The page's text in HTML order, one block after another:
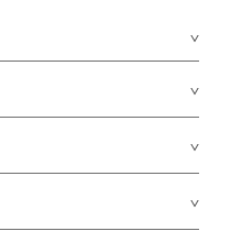
de poliuretano
no exponer al
Card y American